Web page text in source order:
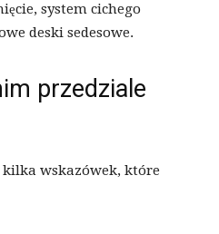
system cichego
deski sedesowe.
przedziale
kilka wskazówek, które